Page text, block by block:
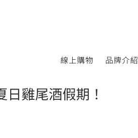
線上購物 品牌介紹
日雞尾酒假期！